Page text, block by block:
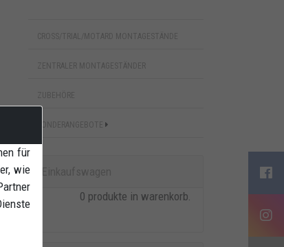
CROSS/TRIAL/MOTARD MONTAGESTÄNDE
ZENTRALER MONTAGESTÄNDER
ZUBEHÖRE
SONDERANGEBOTE
0 produkte in warenkorb.
für
wie